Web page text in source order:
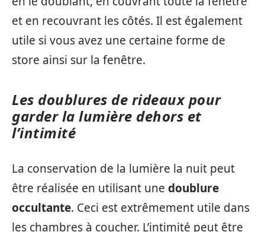
et en recouvrant les côtés. Il est également
utile si vous avez une certaine forme de
store ainsi sur la fenêtre.
Les doublures de rideaux pour
garder la lumière dehors et
l’intimité
La conservation de la lumière la nuit peut
être réalisée en utilisant une doublure
occultante. Ceci est extrêmement utile dans
les chambres à coucher. L’intimité peut être